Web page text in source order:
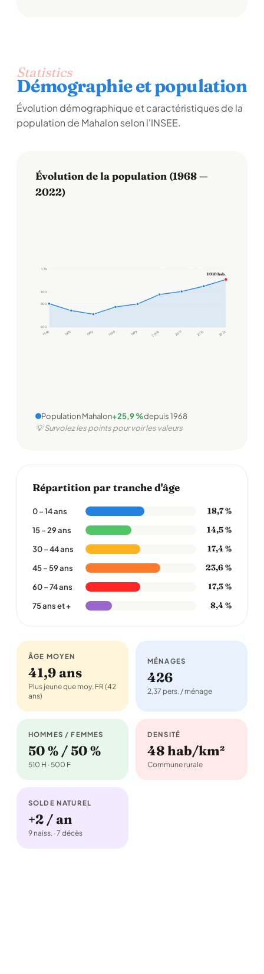
Statistics
Démographie et population
Évolution démographique et caractéristiques de la
population de Mahalon selon l'INSEE.
Évolution de la population (1968 —
2022)
600
800
900
1,1 k
1968 1975 1982 1990 1999 2006 2011 2016 2022
1 010 hab.
Population Mahalon+25,9 %depuis 1968
💡 Survolez les points pour voir les valeurs
Répartition par tranche d'âge
0 – 14 ans 18,7 %
15 – 29 ans 14,5 %
30 – 44 ans 17,4 %
45 – 59 ans 23,6 %
60 – 74 ans 17,3 %
75 ans et + 8,4 %
ÂGE MOYEN
41,9 ans
Plus jeune que moy. FR (42
ans)
MÉNAGES
426
2,37 pers. / ménage
HOMMES / FEMMES
50 % / 50 %
510 H · 500 F
DENSITÉ
48 hab/km²
Commune rurale
SOLDE NATUREL
+2 / an
9 naiss. · 7 décès